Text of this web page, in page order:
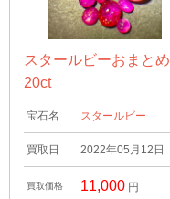
スタールビーおまとめ
20ct
宝石名 スタールビー
買取日 2022年05月12日
買取価格 11,000 円